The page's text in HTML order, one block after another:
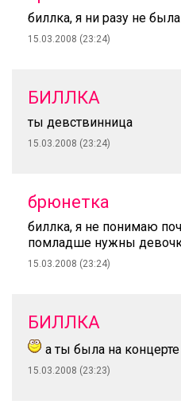
биллка, я ни разу не
15.03.2008 (23:24)
БИЛЛКА
ты девствинница
15.03.2008 (23:24)
брюнетка
биллка, я не понимаю
помладше нужны
15.03.2008 (23:24)
БИЛЛКА
а ты была на концерте
15.03.2008 (23:23)